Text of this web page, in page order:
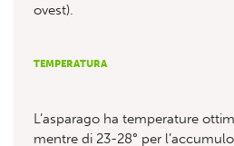
ovest).
TEMPERATURA
L’asparago ha temperature
mentre di 23-28° per